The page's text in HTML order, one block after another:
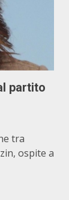
partito
tra
ospite a